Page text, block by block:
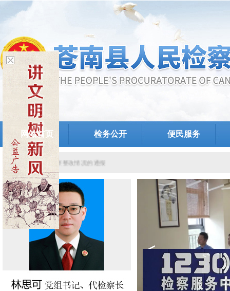
网站首页 检务公开 便民服务
组关于提级巡察整改情况的通报
<